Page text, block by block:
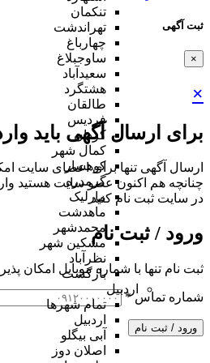
ثبت آگهی
×
×
برای ارسال آگهی باید
ارسال آگهی تنها برای اعضای سایت
چنانچه هم‌ اکنون عضو سایت هستید
در سایت ثبت نام کنید
ورود / ثبت نام
ثبت نام تنها با شماره موبایل امکان
شماره تماس*
ورود / ثبت نام
تنکمان
تهراندشت
چهارباغ
ساوجبلاغ
سعیدآباد
هشتگرد
طالقان
فردیس
کردان
کمال شهر
کوهسار
گرمدره
مارلیک
ماهدشت
محمدشهر
مشکین شهر
نظرآباد
بازگشت
اردبیل
تمام شهر‌ها
اردبیل
آبی بیگلو
اصلان دوز